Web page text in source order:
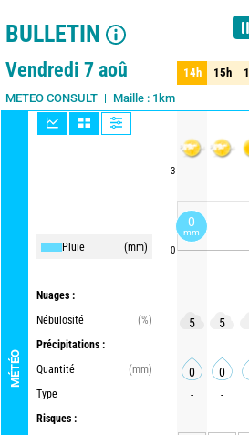
BULLETIN
Live 1 jour 3 jours 15 jours
Vendredi 7 aoû
METEO CONSULT Maille : 1km
MÉTÉO
Pluie (mm)
Nuages :
Nébulosité
(%)
Précipitations :
Quantité
(mm)
Type
Risques :
3
0
14h 15h
14h 15h
5 5
0 0
- -
0
mm